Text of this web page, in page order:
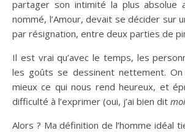
partager son intimité la plus absolue
nommé, l’Amour, devait se décider sur
par résignation, entre deux parties de
Il est vrai qu’avec le temps, les
les goûts se dessinent nettement.
mieux ce qui nous rend heureux, et
difficulté à l’exprimer (oui, j’ai bien dit
Alors ? Ma définition de l’homme idéal